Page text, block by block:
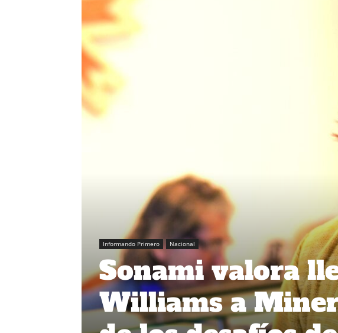
Informando Primero Nacional
Sonami valora
Williams a